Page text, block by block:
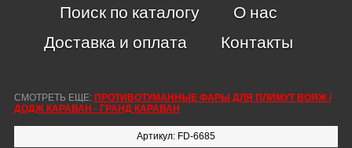
Поиск по каталогу
О нас
Доставка и оплата
Контакты
СМОТРЕТЬ ЕЩЕ: ПРОТИВОТУМАННЫЕ ФАРЫ ДЛЯ ПЛИМУТ ВОЯЖ /
ДОДЖ КАРАВАН - ГРАНД КАРАВАН
Артикул: FD-6685